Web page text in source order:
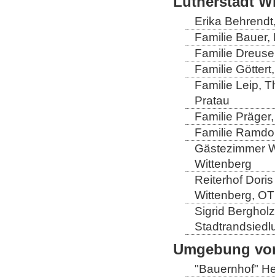
Erika
Familie Bauer,
Familie
Familie
Familie Leip,
Pratau
Familie
Familie
Gästezimmer
Wittenberg
Reiterhof
Wittenberg,
Sigrid
Umgebung
"Bauernhof"